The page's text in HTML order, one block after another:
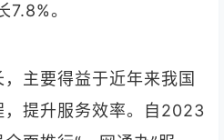
7.8%。
主要得益于近年来我国
，提升服务效率。自2023